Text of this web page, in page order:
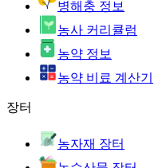
병해충 정보
농사 커리큘럼
농약 정보
농약 비료 계산기
장터
농자재 장터